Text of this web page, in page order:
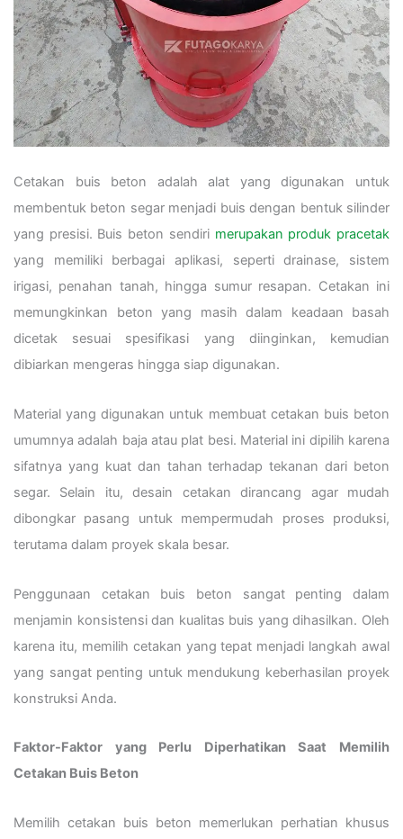
Cetakan buis beton adalah alat yang digunakan untuk
membentuk beton segar menjadi buis dengan bentuk silinder
yang presisi. Buis beton sendiri merupakan produk pracetak
yang memiliki berbagai aplikasi, seperti drainase, sistem
irigasi, penahan tanah, hingga sumur resapan. Cetakan ini
memungkinkan beton yang masih dalam keadaan basah
dicetak sesuai spesifikasi yang diinginkan, kemudian
dibiarkan mengeras hingga siap digunakan.
Material yang digunakan untuk membuat cetakan buis beton
umumnya adalah baja atau plat besi. Material ini dipilih karena
sifatnya yang kuat dan tahan terhadap tekanan dari beton
segar. Selain itu, desain cetakan dirancang agar mudah
dibongkar pasang untuk mempermudah proses produksi,
terutama dalam proyek skala besar.
Penggunaan cetakan buis beton sangat penting dalam
menjamin konsistensi dan kualitas buis yang dihasilkan. Oleh
karena itu, memilih cetakan yang tepat menjadi langkah awal
yang sangat penting untuk mendukung keberhasilan proyek
konstruksi Anda.
Faktor-Faktor yang Perlu Diperhatikan Saat Memilih
Cetakan Buis Beton
Memilih cetakan buis beton memerlukan perhatian khusus